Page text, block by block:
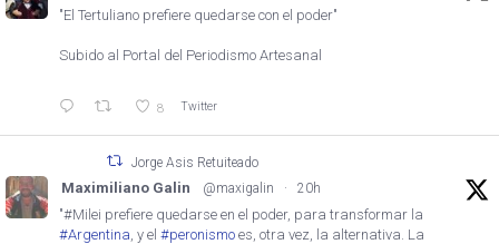
"El Tertuliano prefiere quedarse con el poder"
Subido al Portal del Periodismo Artesanal
8 Twitter
Jorge Asis Retuiteado
Maximiliano Galin @maxigalin · 20h
"#Milei prefiere quedarse en el poder, para transformar la
#Argentina , y el #peronismo es, otra vez, la alternativa. La